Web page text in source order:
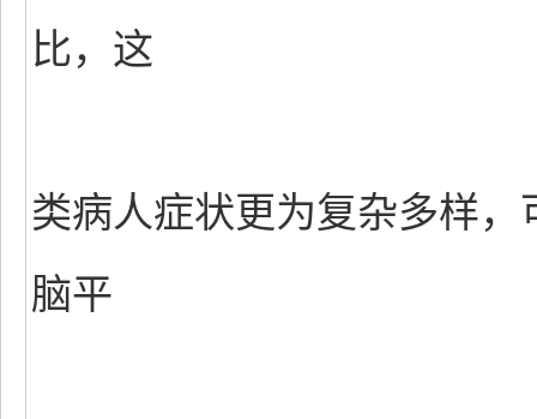
比，这
类病人症状更为复杂多样
脑平